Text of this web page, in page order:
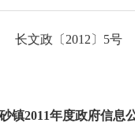
长文政〔2012〕5号
镇2011年度政府信息